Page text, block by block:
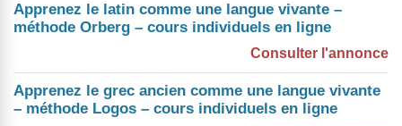
Apprenez le latin comme une langue vivante –
méthode Orberg – cours individuels en ligne
Consulter l'annonce
Apprenez le grec ancien comme une langue vivante
– méthode Logos – cours individuels en ligne